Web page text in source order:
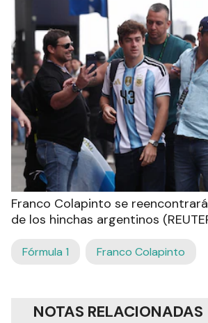
Franco Colapinto se
de los hinchas argentinos
Fórmula 1 Franco Colapinto
NOTAS RELACIONADAS